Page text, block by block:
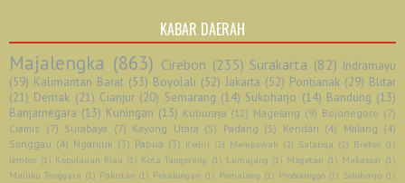
KABAR DAERAH
Majalengka (863) Cirebon (235) Surakarta (82) Indramayu
(59) Kalimantan Barat (53) Boyolali (52) Jakarta (52) Pontianak (29) Blitar
(21) Demak (21) Cianjur (20) Semarang (14) Sukoharjo (14) Bandung (13)
Banjarnegara (13) Kuningan (13) Kuburaya (12) Magelang (9) Bojonegoro (7)
Ciamis (7) Surabaya (7) Kayong Utara (5) Padang (5) Kendari (4) Malang (4)
Sanggau (4) Nganjuk (3) Papua (3) Kediri (2) Mempawah (2) Salatiga (2) Brebes (1)
Jember (1) Kepulauan Riau (1) Kota Tangerang (1) Lumajang (1) Magetan (1) Makassar (1)
Maluku Tenggara (1) Pakistan (1) Pekalongan (1) Pemalang (1) Probolinggo (1) Sidoharjo (1)